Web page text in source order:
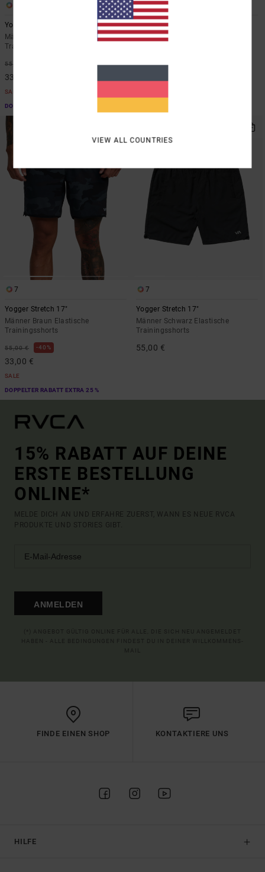
Yogger Stretch 17"
Männer Grau Elastische
Trainingsshorts
55,00 €
33,00 €
SALE
DOPPELTER RABATT EXTRA 25 %
3
Yogger Stretch 17"
Männer Blau Elastische Shorts
33,00 €
SALE
DOPPELTER RABATT EXTRA 25 %
7
Yogger Stretch 17"
Männer Braun Elastische
Trainingsshorts
55,00 € 40%
33,00 €
SALE
DOPPELTER RABATT EXTRA 25 %
7
Yogger Stretch 17"
Männer Schwarz Elastische
Trainingsshorts
55,00 €
15% RABATT AUF DEINE
ERSTE BESTELLUNG
ONLINE*
MELDE DICH AN UND ERFAHRE ZUERST, WANN ES NEUE RVCA
PRODUKTE UND STORIES GIBT.
ANMELDEN
FINDE EINEN SHOP KONTAKTIERE UNS
HILFE
VIEW ALL COUNTRIES